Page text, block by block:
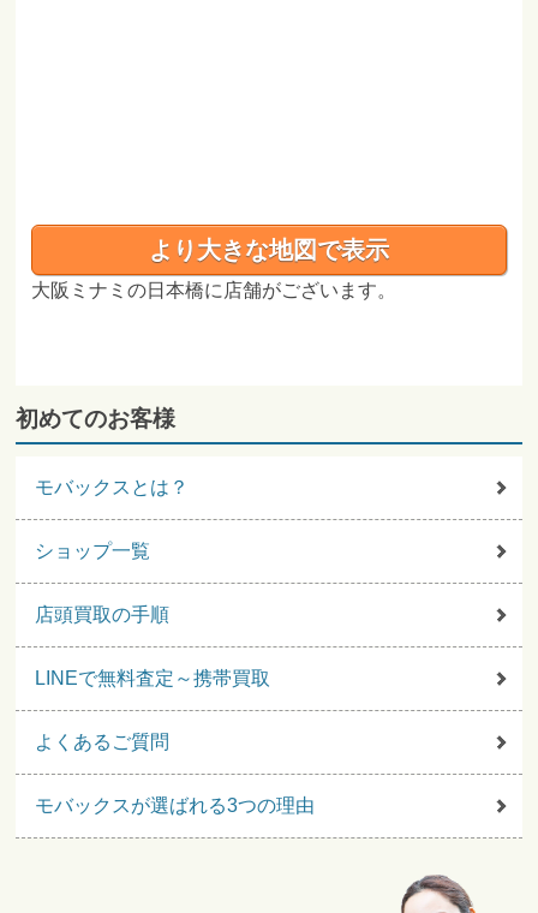
より大きな地図で表示
大阪ミナミの日本橋に店舗がございます。
初めてのお客様
モバックスとは？
ショップ一覧
店頭買取の手順
LINEで無料査定～携帯買取
よくあるご質問
モバックスが選ばれる3つの理由